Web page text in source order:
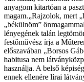
anyagom kitartóan a
magam.„Rajzolok, mert
„békülnöm”
lényegének talán
festőművész írja a
előszavában „Borsos
habitusa nem
használja. A belső
ennek ellenére lírai